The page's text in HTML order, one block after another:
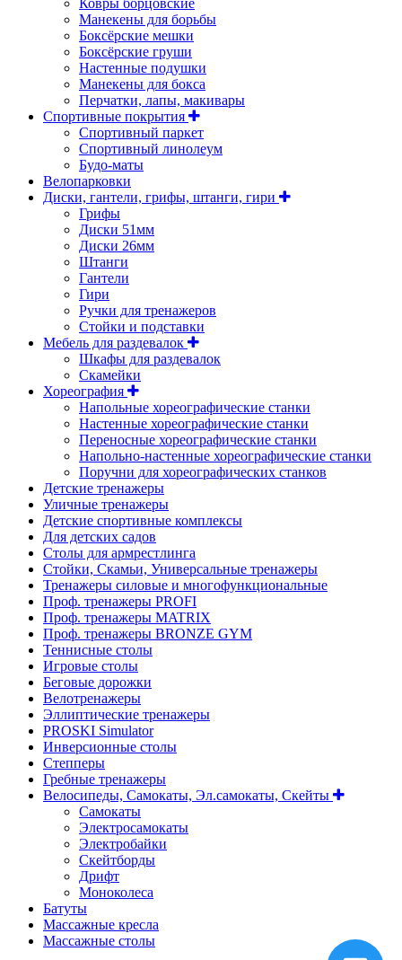
Ковры борцовские
Манекены для борьбы
Боксёрские мешки
Боксёрские груши
Настенные подушки
Манекены для бокса
Перчатки, лапы, макивары
Спортивные покрытия
Спортивный паркет
Спортивный линолеум
Будо-маты
Велопарковки
Диски, гантели, грифы, штанги, гири
Грифы
Диски 51мм
Диски 26мм
Штанги
Гантели
Гири
Ручки для тренажеров
Стойки и подставки
Мебель для раздевалок
Шкафы для раздевалок
Скамейки
Хореография
Напольные хореографические станки
Настенные хореографические станки
Переносные хореографические станки
Напольно-настенные хореографические станки
Поручни для хореографических станков
Детские тренажеры
Уличные тренажеры
Детские спортивные комплексы
Для детских садов
Столы для армрестлинга
Стойки, Скамьи, Универсальные тренажеры
Тренажеры силовые и многофункциональные
Проф. тренажеры PROFI
Проф. тренажеры MATRIX
Проф. тренажеры BRONZE GYM
Теннисные столы
Игровые столы
Беговые дорожки
Велотренажеры
Эллиптические тренажеры
PROSKI Simulator
Инверсионные столы
Степперы
Гребные тренажеры
Велосипеды, Самокаты, Эл.самокаты, Скейты
Самокаты
Электросамокаты
Электробайки
Скейтборды
Дрифт
Моноколеса
Батуты
Массажные кресла
Массажные столы